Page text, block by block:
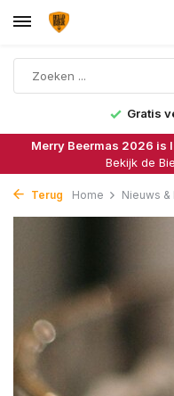
Gratis
Merry Beermas 2026 is
Bekijk de
Terug Home Nieuws &